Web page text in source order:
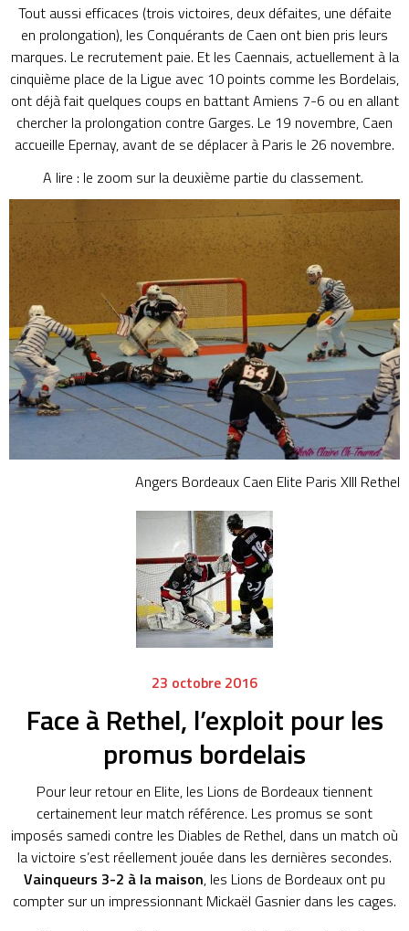
Tout aussi efficaces (trois victoires, deux défaites, une défaite
en prolongation), les Conquérants de Caen ont bien pris leurs
marques. Le recrutement paie. Et les Caennais, actuellement à la
cinquième place de la Ligue avec 10 points comme les Bordelais,
ont déjà fait quelques coups en battant Amiens 7-6 ou en allant
chercher la prolongation contre Garges. Le 19 novembre, Caen
accueille Epernay, avant de se déplacer à Paris le 26 novembre.
A lire : le zoom sur la deuxième partie du classement.
Angers Bordeaux Caen Elite Paris XIII Rethel
23 octobre 2016
Face à Rethel, l’exploit pour les
promus bordelais
Pour leur retour en Elite, les Lions de Bordeaux tiennent
certainement leur match référence. Les promus se sont
imposés samedi contre les Diables de Rethel, dans un match où
la victoire s’est réellement jouée dans les dernières secondes.
Vainqueurs 3-2 à la maison, les Lions de Bordeaux ont pu
compter sur un impressionnant Mickaël Gasnier dans les cages.